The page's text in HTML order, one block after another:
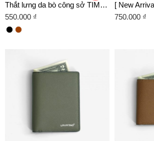
Thắt lưng da bò công sở TIMELESS 04 VÀNG
550.000 ₫ 750.000 ₫